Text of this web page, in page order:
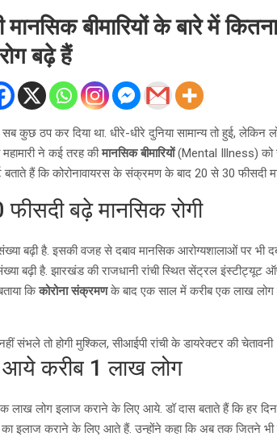
मानसिक बीमारियों के बारे में
बढ़े हैं
कुछ ठप कर दिया था. धीरे-धीरे दुनिया सामान्य तो हुई, लेकिन
महामारी ने कई तरह कीमानसिक बीमारियों(Mental Illness) को
बताते हैं कि कोरोनावायरस के संक्रमण के बाद 20 से 30 फीसदी
बढ़े मानसिक रोगी
बढ़ी है. इसकी वजह से दबाव मानसिक आरोग्यशालाओं पर भी
बढ़ी है. झारखंड की राजधानी रांची स्थित सेंट्रल इंस्टीट्यूट
किकोरोना संक्रमणके बाद एक साल में करीब एक लाख
संभले तो होगी मुश्किल, सीआईपी रांची के डायरेक्टर की चेतावनी
करीब 1 लाख लोग
लाख लोग इलाज कराने के लिए आये. डॉ दास बताते हैं कि हर
इलाज कराने के लिए आते हैं. उन्होंने कहा कि अब तक जितने